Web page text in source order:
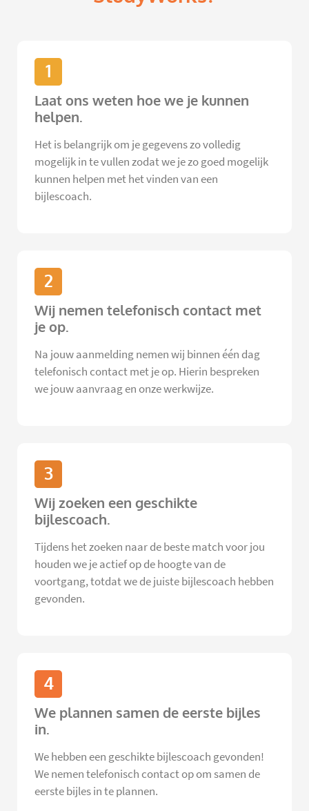
1
Laat ons weten hoe we je kunnen
helpen.
Het is belangrijk om je gegevens zo volledig
mogelijk in te vullen zodat we je zo goed mogelijk
kunnen helpen met het vinden van een
bijlescoach.
2
Wij nemen telefonisch contact met
je op.
Na jouw aanmelding nemen wij binnen één dag
telefonisch contact met je op. Hierin bespreken
we jouw aanvraag en onze werkwijze.
3
Wij zoeken een geschikte
bijlescoach.
Tijdens het zoeken naar de beste match voor jou
houden we je actief op de hoogte van de
voortgang, totdat we de juiste bijlescoach hebben
gevonden.
4
We plannen samen de eerste bijles
in.
We hebben een geschikte bijlescoach gevonden!
We nemen telefonisch contact op om samen de
eerste bijles in te plannen.